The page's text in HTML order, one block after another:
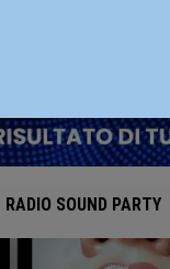
RADIO SOUND PARTY